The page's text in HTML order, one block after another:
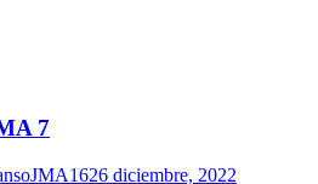
7
26 diciembre, 2022